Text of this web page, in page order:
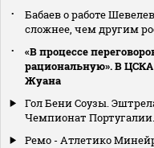
Бабаев о работе
сложнее, чем другим
«В процессе
рациональную». В
Жуана
Гол Бени Соузы.
Чемпионат
Ремо - Атлетико